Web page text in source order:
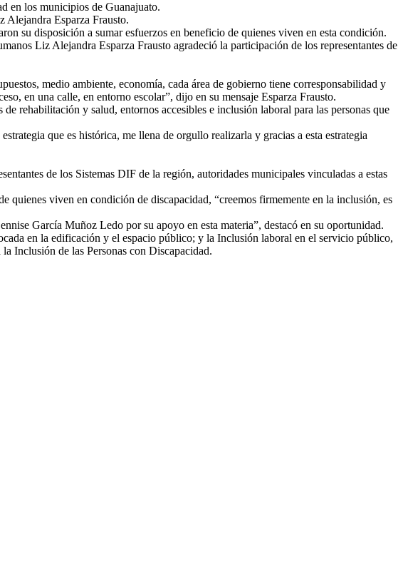
en los municipios de Guanajuato.
Alejandra Esparza Frausto.
su disposición a sumar esfuerzos en beneficio de quienes viven en esta condición.
Liz Alejandra Esparza Frausto agradeció la participación de los representantes de
medio ambiente, economía, cada área de gobierno tiene corresponsabilidad y
en una calle, en entorno escolar”, dijo en su mensaje Esparza Frausto.
rehabilitación y salud, entornos accesibles e inclusión laboral para las personas que
que es histórica, me llena de orgullo realizarla y gracias a esta estrategia
de los Sistemas DIF de la región, autoridades municipales vinculadas a estas
quienes viven en condición de discapacidad, “creemos firmemente en la inclusión, es
García Muñoz Ledo por su apoyo en esta materia”, destacó en su oportunidad.
en la edificación y el espacio público; y la Inclusión laboral en el servicio público,
Inclusión de las Personas con Discapacidad.